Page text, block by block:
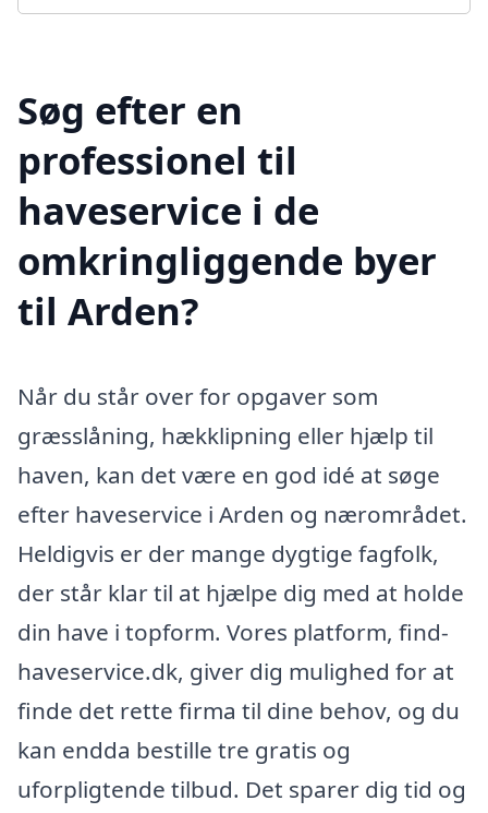
Søg efter en
professionel til
haveservice i de
omkringliggende byer
til Arden?
Når du står over for opgaver som
græsslåning, hækklipning eller hjælp til
haven, kan det være en god idé at søge
efter haveservice i Arden og nærområdet.
Heldigvis er der mange dygtige fagfolk,
der står klar til at hjælpe dig med at holde
din have i topform. Vores platform, find-
haveservice.dk, giver dig mulighed for at
finde det rette firma til dine behov, og du
kan endda bestille tre gratis og
uforpligtende tilbud. Det sparer dig tid og